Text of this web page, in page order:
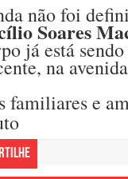
não foi
Soares
já está
na
familiares e